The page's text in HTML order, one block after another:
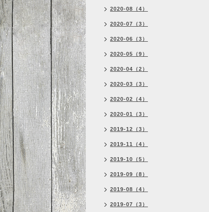
2020-08（4）
2020-07（3）
2020-06（3）
2020-05（9）
2020-04（2）
2020-03（3）
2020-02（4）
2020-01（3）
2019-12（3）
2019-11（4）
2019-10（5）
2019-09（8）
2019-08（4）
2019-07（3）